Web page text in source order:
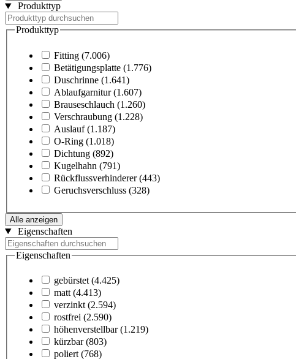
Produkttyp
Produkttyp
Fitting (7.006)
Betätigungsplatte (1.776)
Duschrinne (1.641)
Ablaufgarnitur (1.607)
Brauseschlauch (1.260)
Verschraubung (1.228)
Auslauf (1.187)
O-Ring (1.018)
Dichtung (892)
Kugelhahn (791)
Rückflussverhinderer (443)
Geruchsverschluss (328)
Alle anzeigen
Eigenschaften
Eigenschaften
gebürstet (4.425)
matt (4.413)
verzinkt (2.594)
rostfrei (2.590)
höhenverstellbar (1.219)
kürzbar (803)
poliert (768)